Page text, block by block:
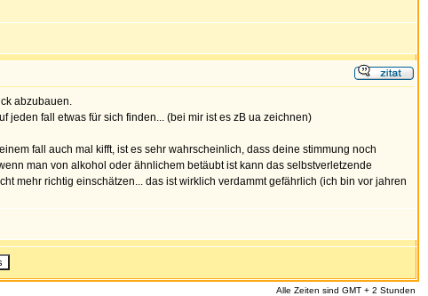
abzubauen.
fall etwas für sich finden... (bei mir ist es zB ua zeichnen)
fall auch mal kifft, ist es sehr wahrscheinlich, dass deine stimmung noch
man von alkohol oder ähnlichem betäubt ist kann das selbstverletzende
mehr richtig einschätzen... das ist wirklich verdammt gefährlich (ich bin vor jahren
Alle Zeiten sind GMT + 2 Stunden